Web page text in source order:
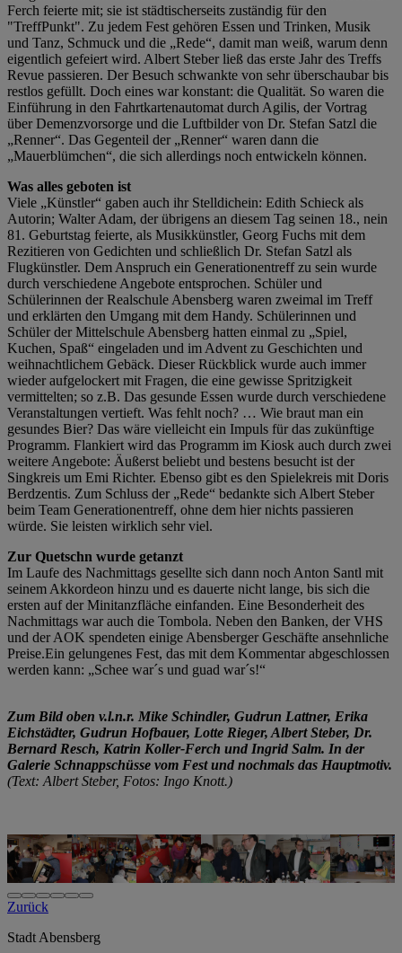
Ferch feierte mit; sie ist städtischerseits zuständig für den
"TreffPunkt". Zu jedem Fest gehören Essen und Trinken, Musik
und Tanz, Schmuck und die „Rede“, damit man weiß, warum denn
eigentlich gefeiert wird. Albert Steber ließ das erste Jahr des Treffs
Revue passieren. Der Besuch schwankte von sehr überschaubar bis
restlos gefüllt. Doch eines war konstant: die Qualität. So waren die
Einführung in den Fahrtkartenautomat durch Agilis, der Vortrag
über Demenzvorsorge und die Luftbilder von Dr. Stefan Satzl die
„Renner“. Das Gegenteil der „Renner“ waren dann die
„Mauerblümchen“, die sich allerdings noch entwickeln können.
Was alles geboten ist
Viele „Künstler“ gaben auch ihr Stelldichein: Edith Schieck als
Autorin; Walter Adam, der übrigens an diesem Tag seinen 18., nein
81. Geburtstag feierte, als Musikkünstler, Georg Fuchs mit dem
Rezitieren von Gedichten und schließlich Dr. Stefan Satzl als
Flugkünstler. Dem Anspruch ein Generationentreff zu sein wurde
durch verschiedene Angebote entsprochen. Schüler und
Schülerinnen der Realschule Abensberg waren zweimal im Treff
und erklärten den Umgang mit dem Handy. Schülerinnen und
Schüler der Mittelschule Abensberg hatten einmal zu „Spiel,
Kuchen, Spaß“ eingeladen und im Advent zu Geschichten und
weihnachtlichem Gebäck. Dieser Rückblick wurde auch immer
wieder aufgelockert mit Fragen, die eine gewisse Spritzigkeit
vermittelten; so z.B. Das gesunde Essen wurde durch verschiedene
Veranstaltungen vertieft. Was fehlt noch? … Wie braut man ein
gesundes Bier? Das wäre vielleicht ein Impuls für das zukünftige
Programm. Flankiert wird das Programm im Kiosk auch durch zwei
weitere Angebote: Äußerst beliebt und bestens besucht ist der
Singkreis um Emi Richter. Ebenso gibt es den Spielekreis mit Doris
Berdzentis. Zum Schluss der „Rede“ bedankte sich Albert Steber
beim Team Generationentreff, ohne dem hier nichts passieren
würde. Sie leisten wirklich sehr viel.
Zur Quetschn wurde getanzt
Im Laufe des Nachmittags gesellte sich dann noch Anton Santl mit
seinem Akkordeon hinzu und es dauerte nicht lange, bis sich die
ersten auf der Minitanzfläche einfanden. Eine Besonderheit des
Nachmittags war auch die Tombola. Neben den Banken, der VHS
und der AOK spendeten einige Abensberger Geschäfte ansehnliche
Preise.Ein gelungenes Fest, das mit dem Kommentar abgeschlossen
werden kann: „Schee war´s und guad war´s!“
Zum Bild oben v.l.n.r. Mike Schindler, Gudrun Lattner, Erika
Eichstädter, Gudrun Hofbauer, Lotte Rieger, Albert Steber, Dr.
Bernard Resch, Katrin Koller-Ferch und Ingrid Salm. In der
Galerie Schnappschüsse vom Fest und nochmals das Hauptmotiv.
(Text: Albert Steber, Fotos: Ingo Knott.)
Zurück
Stadt Abensberg